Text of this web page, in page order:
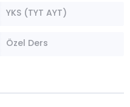
YKS (TYT AYT)
Özel Ders